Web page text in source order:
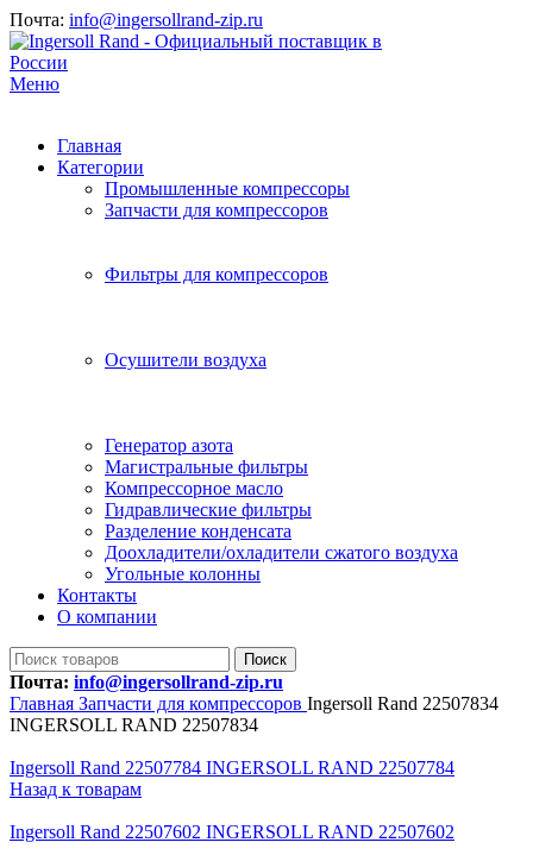
Почта: info@ingersollrand-zip.ru
Меню
Главная
Категории
Промышленные компрессоры
Запчасти для компрессоров
Фильтры для компрессоров
Осушители воздуха
Генератор азота
Магистральные фильтры
Компрессорное масло
Гидравлические фильтры
Разделение конденсата
Доохладители/охладители сжатого воздуха
Угольные колонны
Контакты
О компании
Поиск
Почта: info@ingersollrand-zip.ru
Главная Запчасти для компрессоров Ingersoll Rand 22507834
INGERSOLL RAND 22507834
Ingersoll Rand 22507784 INGERSOLL RAND 22507784
Назад к товарам
Ingersoll Rand 22507602 INGERSOLL RAND 22507602